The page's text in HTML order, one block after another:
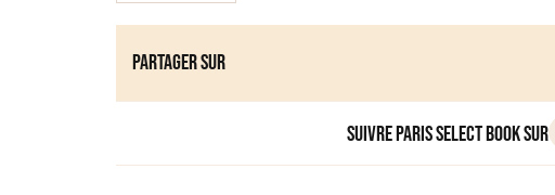
Partager sur
Suivre Paris Select Book sur